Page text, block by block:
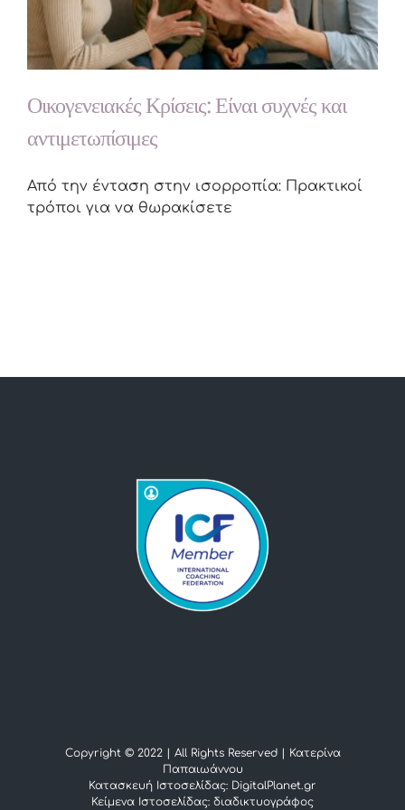
Οικογενειακές Κρίσεις: Είναι συχνές και
αντιμετωπίσιμες
Από την ένταση στην ισορροπία: Πρακτικοί
τρόποι για να θωρακίσετε
Copyright © 2022 | All Rights Reserved |
Κατερίνα
Παπαιωάννου
Κατασκευή Ιστοσελίδας: DigitalPlanet.gr
Κείμενα Ιστοσελίδας: διαδικτυογράφος